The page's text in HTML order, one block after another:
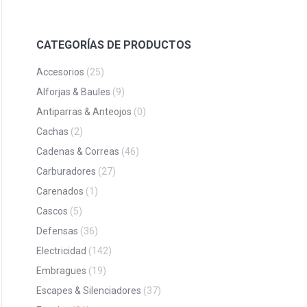
CATEGORÍAS DE PRODUCTOS
Accesorios (25)
Alforjas & Baules (9)
Antiparras & Anteojos (0)
Cachas (2)
Cadenas & Correas (46)
Carburadores (27)
Carenados (1)
Cascos (5)
Defensas (36)
Electricidad (142)
Embragues (19)
Escapes & Silenciadores (37)